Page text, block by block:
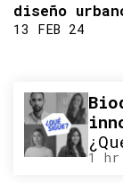
diseño
13 FEB 24
1 hr